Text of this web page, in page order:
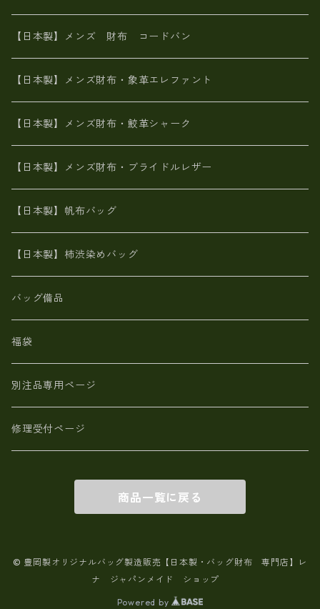
メタリック
革友禅染め
ポーテッド
メタリック
革友禅染め
山羊革
火山灰染め
名刺入れ・キーケース、他
象革エレファント【日本製】メンズ 財布
鮫革シャーク【日本製】メンズ 財布
ブライドルレザー【日本製】メンズ 財布
MAISON de HIROAN 【日本製】メンズ 財布
栃木レザー 【日本製】メンズ 財布
革小物・財布【日本製】メンズ レディース
【日本製】メンズ 財布 アザラシ革(シールスキン)
【日本製】メンズ 財布 コードバン
【日本製】メンズ財布・象革エレファント
【日本製】メンズ財布・鮫革シャーク
【日本製】メンズ財布・ブライドルレザー
【日本製】帆布バッグ
【日本製】柿渋染めバッグ
バッグ備品
福袋
別注品専用ページ
修理受付ページ
商品一覧に戻る
© 豊岡製オリジナルバッグ製造販売【日本製・バッグ財布 専門店】レ
ナ ジャパンメイド ショップ
Powered by